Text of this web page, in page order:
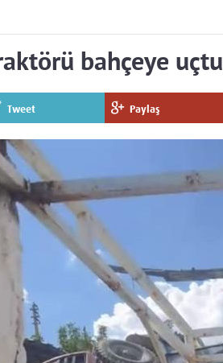
bahçeye uçtu
Tweet Paylaş